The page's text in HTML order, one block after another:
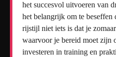
het succesvol uitvoeren van
het belangrijk om te beseffen
rijstijl niet iets is dat je
waarvoor je bereid moet zijn
investeren in training en